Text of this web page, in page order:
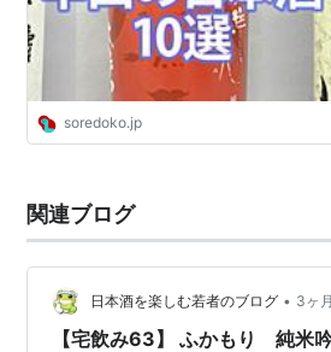
soredoko.jp
関連ブログ
日本酒を楽しむ若者のブログ • 3ヶ
【宅飲み63】 ふかもり 純